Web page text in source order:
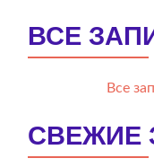
ВСЕ
Все
СВЕЖИЕ